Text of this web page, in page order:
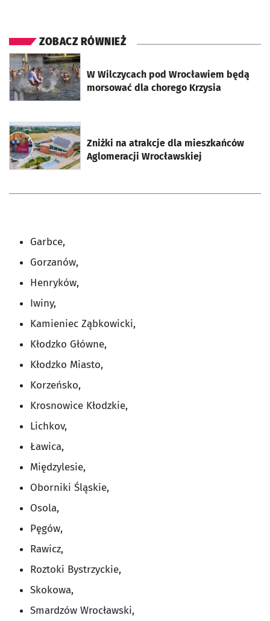
ZOBACZ RÓWNIEŻ
W Wilczycach pod Wrocławiem będą
morsować dla chorego Krzysia
otworzy się w nowej karcie
Zniżki na atrakcje dla mieszkańców
Aglomeracji Wrocławskiej
otworzy się w nowej karcie
Garbce,
Gorzanów,
Henryków,
Iwiny,
Kamieniec Ząbkowicki,
Kłodzko Główne,
Kłodzko Miasto,
Korzeńsko,
Krosnowice Kłodzkie,
Lichkov,
Ławica,
Międzylesie,
Oborniki Śląskie,
Osola,
Pęgów,
Rawicz,
Roztoki Bystrzyckie,
Skokowa,
Smardzów Wrocławski,